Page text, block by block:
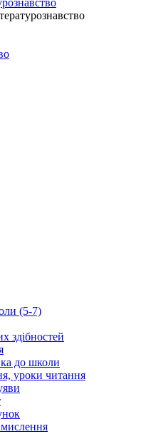
(5-7)
здібностей
до школи
уроки читання
мислення